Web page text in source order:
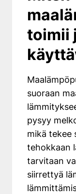
toimii
suoraan
pysyy
mikä tekee
tehokkaan
tarvitaan
siirrettyä